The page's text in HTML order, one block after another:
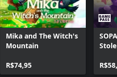
Mika and The Witch's
Mountain
R$74,95